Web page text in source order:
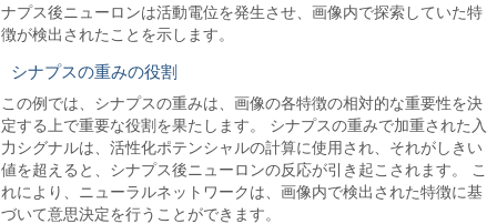
ナプス後ニューロンは活動電位を発生させ、画像内で探索していた特
徴が検出されたことを示します。
シナプスの重みの役割
この例では、シナプスの重みは、画像の各特徴の相対的な重要性を決
定する上で重要な役割を果たします。 シナプスの重みで加重された入
力シグナルは、活性化ポテンシャルの計算に使用され、それがしきい
値を超えると、シナプス後ニューロンの反応が引き起こされます。 こ
れにより、ニューラルネットワークは、画像内で検出された特徴に基
づいて意思決定を行うことができます。